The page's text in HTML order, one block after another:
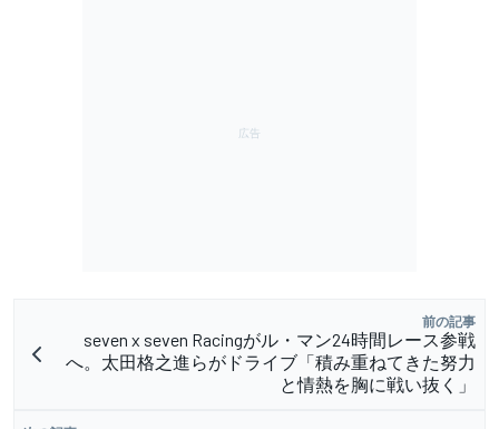
前の記事
seven x seven Racingがル・マン24時間レース参戦
へ。太田格之進らがドライブ「積み重ねてきた努力
と情熱を胸に戦い抜く」